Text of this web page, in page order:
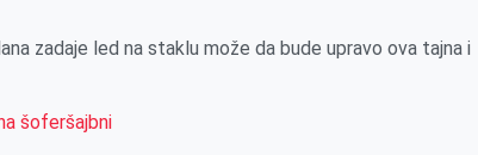
zadaje led na staklu može da bude upravo ova tajna i